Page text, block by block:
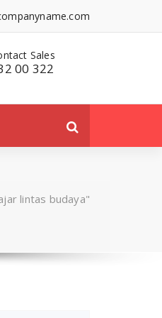
a questions?
lintas budaya"